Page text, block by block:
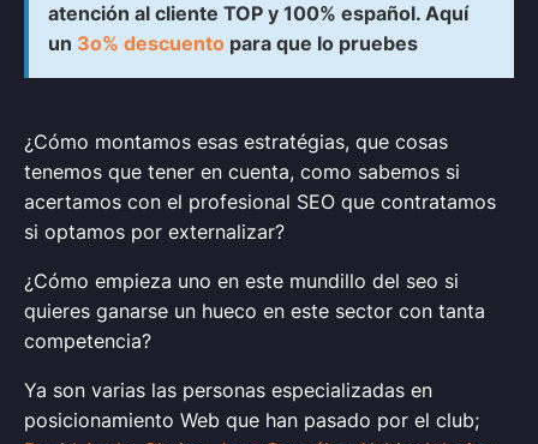
atención al cliente TOP y 100% español. Aquí
un 3o% descuento para que lo pruebes
¿Cómo montamos esas estratégias, que cosas
tenemos que tener en cuenta, como sabemos si
acertamos con el profesional SEO que contratamos
si optamos por externalizar?
¿Cómo empieza uno en este mundillo del seo si
quieres ganarse un hueco en este sector con tanta
competencia?
Ya son varias las personas especializadas en
posicionamiento Web que han pasado por el club;